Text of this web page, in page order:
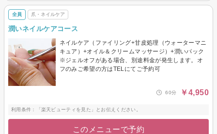
全員 爪・ネイルケア
潤いネイルケアコース
ネイルケア（ファイリング+甘皮処理（ウォーターマニ
キュア）+オイル＆クリームマッサージ）+潤いパック
※ジェルオフがある場合、別途料金が発生します。オ
フのみご希望の方はTELにてご予約可
60分 ￥4,950
利用条件：「楽天ビューティを見た」とお伝えください。
このメニューで予約